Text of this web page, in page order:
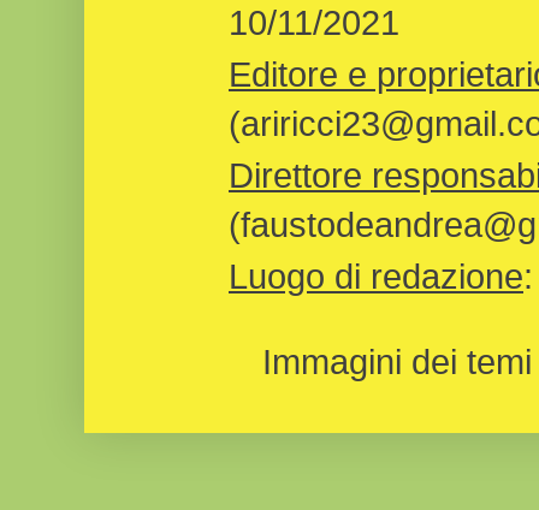
10/11/2021
Editore e
Direttore
Luogo di redazione
Immagini dei